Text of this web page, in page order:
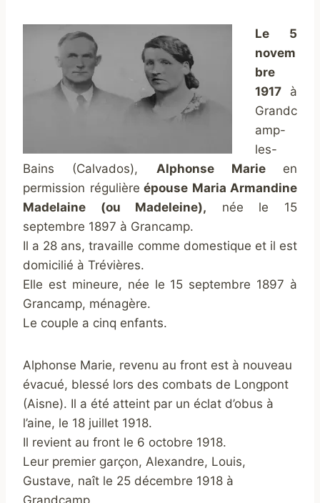
Le 5
novem
bre
1917 à
Grandc
amp-
les-
Bains (Calvados), Alphonse Marie en
permission régulière épouse Maria Armandine
Madelaine (ou Madeleine), née le 15
septembre 1897 à Grancamp.
Il a 28 ans, travaille comme domestique et il est
domicilié à Trévières.
Elle est mineure, née le 15 septembre 1897 à
Grancamp, ménagère.
Le couple a cinq enfants.
Alphonse Marie, revenu au front est à nouveau
évacué, blessé lors des combats de Longpont
(Aisne). Il a été atteint par un éclat d’obus à
l’aine, le 18 juillet 1918.
Il revient au front le 6 octobre 1918.
Leur premier garçon, Alexandre, Louis,
Gustave, naît le 25 décembre 1918 à